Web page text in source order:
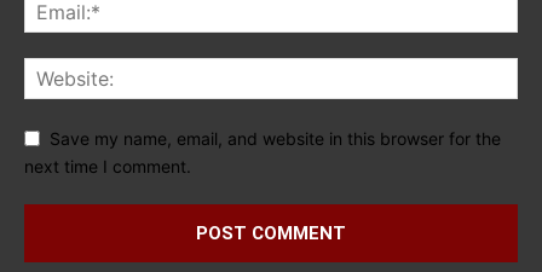
Save my name, email, and website in this browser for the
next time I comment.